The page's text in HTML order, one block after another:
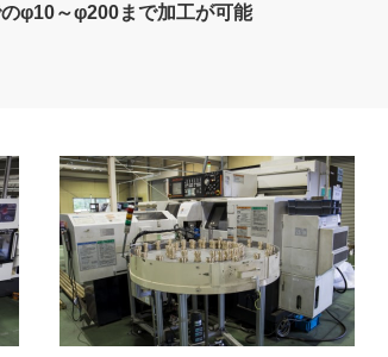
φ10～φ200まで加工が可能